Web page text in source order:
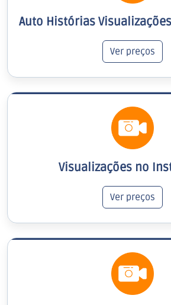
Auto Histórias
Ver preços
Visualizações no
Ver preços